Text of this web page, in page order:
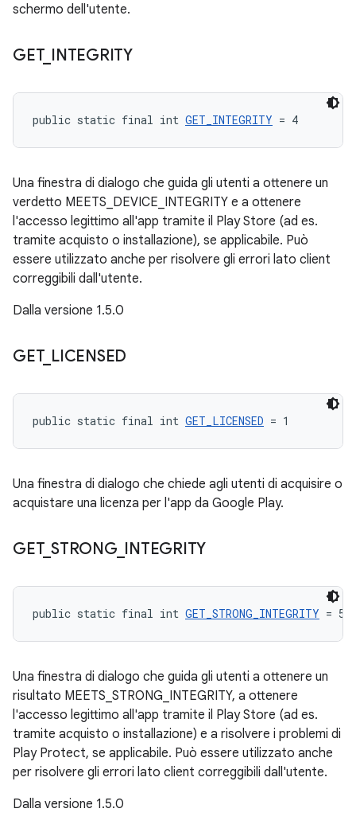
schermo dell'utente.
GET_ INTEGRITY
public static final int GET_INTEGRITY = 4
Una finestra di dialogo che guida gli utenti a ottenere un
verdetto MEETS_DEVICE_INTEGRITY e a ottenere
l'accesso legittimo all'app tramite il Play Store (ad es.
tramite acquisto o installazione), se applicabile. Può
essere utilizzato anche per risolvere gli errori lato client
correggibili dall'utente.
Dalla versione 1.5.0
GET_ LICENSED
public static final int GET_LICENSED = 1
Una finestra di dialogo che chiede agli utenti di acquisire o
acquistare una licenza per l'app da Google Play.
GET_ STRONG_ INTEGRITY
public static final int GET_STRONG_INTEGRITY = 5
Una finestra di dialogo che guida gli utenti a ottenere un
risultato MEETS_STRONG_INTEGRITY, a ottenere
l'accesso legittimo all'app tramite il Play Store (ad es.
tramite acquisto o installazione) e a risolvere i problemi di
Play Protect, se applicabile. Può essere utilizzato anche
per risolvere gli errori lato client correggibili dall'utente.
Dalla versione 1.5.0